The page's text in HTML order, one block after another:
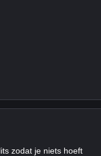
zodat je niets hoeft